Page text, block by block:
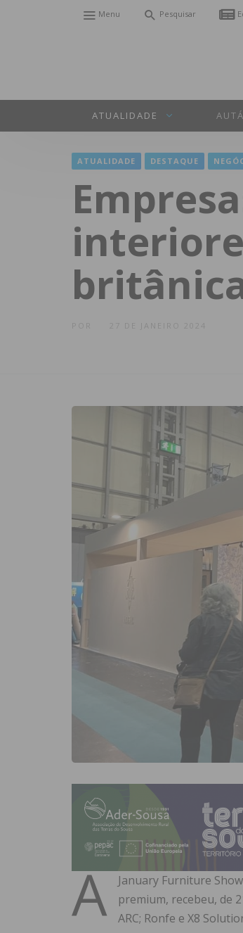
Menu Pesquisar
ATUALIDADE
ATUALIDADE DESTAQUE
27 DE JANEIRO 2024
A January Furniture
premium, recebeu, de
ARC; Ronfe e X8